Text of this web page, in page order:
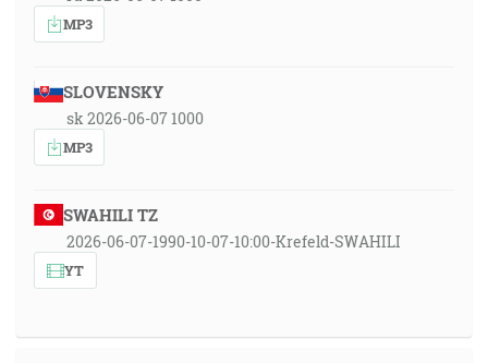
MP3
SLOVENSKY
sk 2026-06-07 1000
MP3
SWAHILI TZ
2026-06-07-1990-10-07-10:00-Krefeld-SWAHILI
YT